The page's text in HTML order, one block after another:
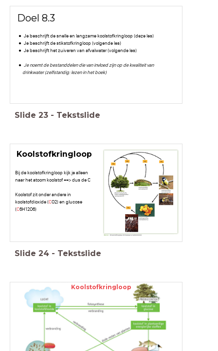
Doel 8.3
Je beschrijft de snelle en langzame koolstofkringloop (deze les)
Je beschrijft de stikstofkringloop (volgende les)
Je beschrijft het zuiveren van afvalwater (volgende les)
Je noemt de bestanddelen die van invloed zijn op de kwaliteit van
drinkwater (zelfstandig: lezen in het boek)
Slide 23 - Tekstslide
Koolstofkringloop
Bij de koolstofkringloop kijk je alleen
naar het atoom koolstof ==> dus de C
Koolstof zit onder andere in
koolstofdioxide (CO2) en glucose
(C6H12O6)
Slide 24 - Tekstslide
Koolstofkringloop